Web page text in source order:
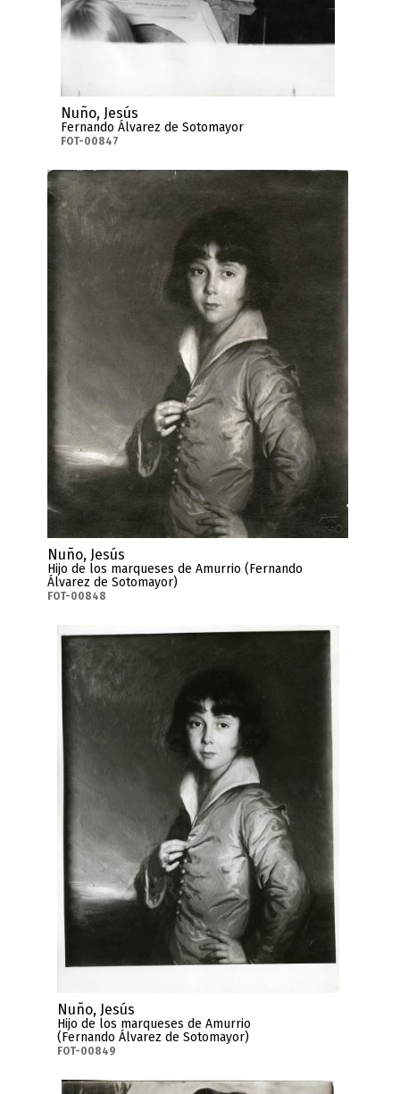
Nuño, Jesús
Fernando Álvarez de Sotomayor
FOT-00847
Nuño, Jesús
Hijo de los marqueses de Amurrio (Fernando
Álvarez de Sotomayor)
FOT-00848
Nuño, Jesús
Hijo de los marqueses de Amurrio
(Fernando Álvarez de Sotomayor)
FOT-00849